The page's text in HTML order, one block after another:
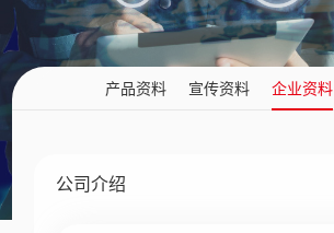
产品资料 宣传资料 企业资料
公司介绍